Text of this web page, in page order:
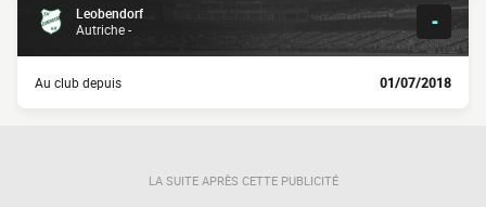
Leobendorf
Autriche -
-
Au club depuis 01/07/2018
LA SUITE APRÈS CETTE PUBLICITÉ